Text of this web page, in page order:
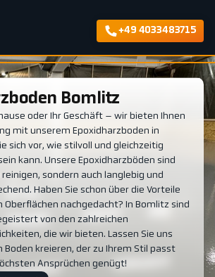
+49 4033483715
Bomlitz
oder Ihr Geschäft – wir bieten Ihnen
mit unserem Epoxidharzboden in
sich vor, wie stilvoll und gleichzeitig
kann. Unsere Epoxidharzböden sind
sondern auch langlebig und
Haben Sie schon über die Vorteile
nachgedacht? In Bomlitz sind
von den zahlreichen
die wir bieten. Lassen Sie uns
Boden kreieren, der zu Ihrem Stil passt
Ansprüchen genügt!